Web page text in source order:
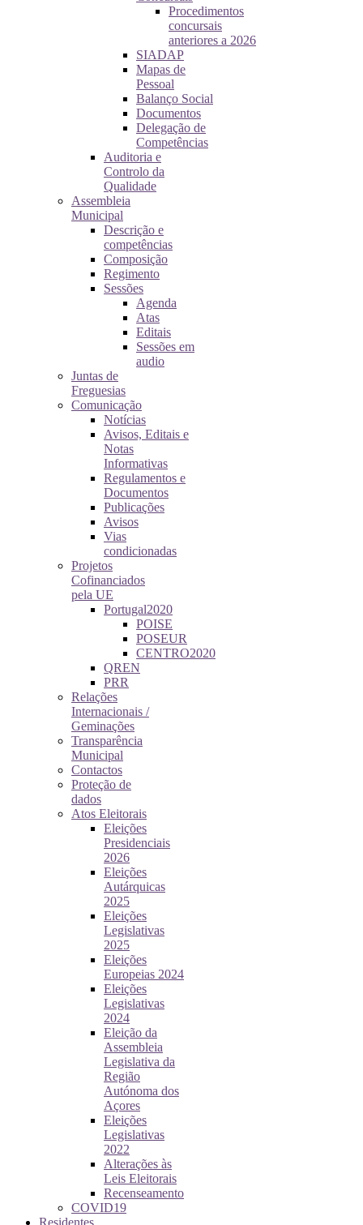
Procedimentos
concursais
anteriores a 2026
SIADAP
Mapas de
Pessoal
Balanço Social
Documentos
Delegação de
Competências
Auditoria e
Controlo da
Qualidade
Assembleia
Municipal
Descrição e
competências
Composição
Regimento
Sessões
Agenda
Atas
Editais
Sessões em
audio
Juntas de
Freguesias
Comunicação
Notícias
Avisos, Editais e
Notas
Informativas
Regulamentos e
Documentos
Publicações
Avisos
Vias
condicionadas
Projetos
Cofinanciados
pela UE
Portugal2020
POISE
POSEUR
CENTRO2020
QREN
PRR
Relações
Internacionais /
Geminações
Transparência
Municipal
Contactos
Proteção de
dados
Atos Eleitorais
Eleições
Presidenciais
2026
Eleições
Autárquicas
2025
Eleições
Legislativas
2025
Eleições
Europeias 2024
Eleições
Legislativas
2024
Eleição da
Assembleia
Legislativa da
Região
Autónoma dos
Açores
Eleições
Legislativas
2022
Alterações às
Leis Eleitorais
Recenseamento
COVID19
Residentes